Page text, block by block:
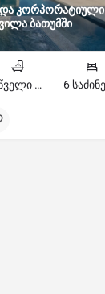
და კორპორატიული
ბათუმში
8 წველი წერტილი